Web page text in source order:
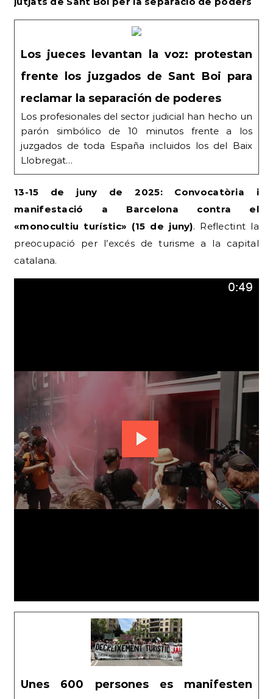
Los jueces levantan la voz: protestan
frente los juzgados de Sant Boi para
reclamar la separación de poderes
Los profesionales del sector judicial han hecho un
parón simbólico de 10 minutos frente a los
juzgados de toda España incluidos los del Baix
Llobregat…
13-15 de juny de 2025: Convocatòria i
manifestació a Barcelona contra el
«monocultiu turístic» (15 de juny). Reflectint la
preocupació per l’excés de turisme a la capital
catalana.
Unes 600 persones es manifesten